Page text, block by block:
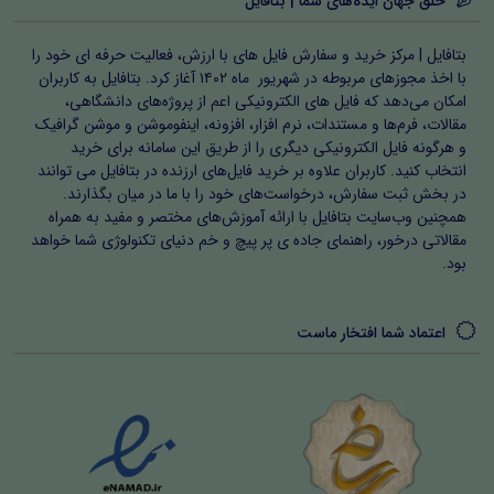
در این بخش، گزارش روایی از اجرای طرح، ارزیابی مستمر،
بازخورد دانش‌آموزان و خودارزیابی معلم یا پژوهشگر ارائه شده
است. این بخش اهمیت می‌دهد که اقدام پژوهی یک فرآیند
زنده و مستمر است و صرفاً یک گزارش نیست. دانشجویان
آموزش و پرورش و فرهنگیان با استفاده از این روش می‌توانند
پیشرفت دانش‌آموزان را مشاهده کنند و بر اساس آن
بازنگری‌ها و اصلاحات لازم را انجام دهند.
اهمیت و سبک اقدام پژوهی
پژوهی طراحی شده است. استفاده از تدریس فعال، بازی‌محور،
یادگیری عمیق و مؤثر را فراهم می‌کند. دسته‌بندی فصل‌ها و
زیرعنوان‌ها مسیر منطقی پژوهش را نشان می‌دهد و معلمان و
بتافایل | مرکز خرید و سفارش فایل های با ارزش، فعالیت حرفه ای خود را
با اخذ مجوزهای مربوطه در شهریور ماه ۱۴۰۲ آغاز کرد. بتافایل به کاربران
امکان می‌دهد که فایل های الکترونیکی اعم از پروژه‌های دانشگاهی،
مقالات، فرم‌ها و مستندات، نرم افزار، افزونه، اینفوموشن و موشن گرافیک
و هرگونه فایل الکترونیکی دیگری را از طریق این سامانه برای خرید
انتخاب کنید. کاربران علاوه بر خرید فایل‌های ارزنده در بتافایل می توانند
در بخش ثبت سفارش، درخواست‌های خود را با ما در میان بگذارند.
همچنین وب‌سایت بتافایل با ارائه آموزش‌های مختصر و مفید به همراه
مقالاتی درخور، راهنمای جاده ی پر پیچ و خم دنیای تکنولوژی شما خواهد
بود.
اعتماد شما افتخار ماست